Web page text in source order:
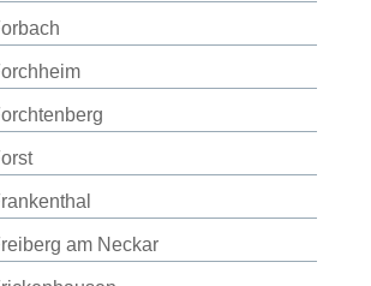
am Neckar